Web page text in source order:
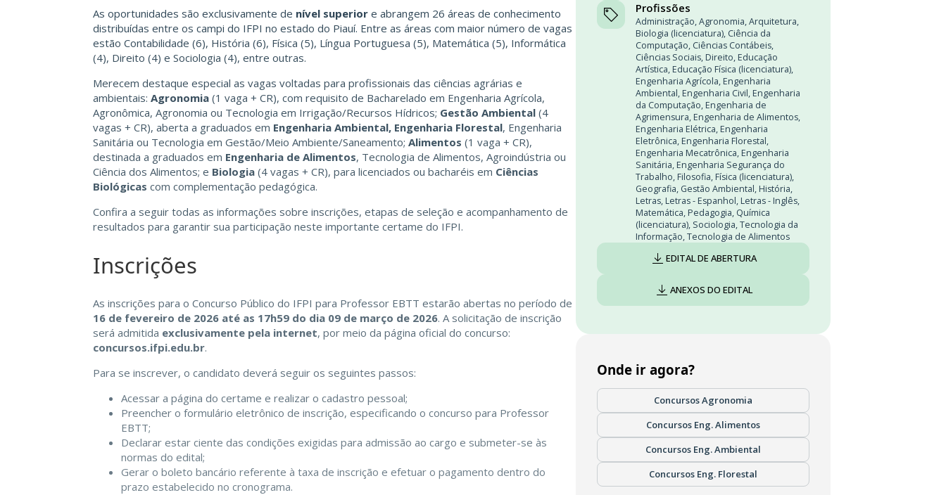
As oportunidades são exclusivamente de nível superior e abrangem 26 áreas de conhecimento
distribuídas entre os campi do IFPI no estado do Piauí. Entre as áreas com maior número de vagas
estão Contabilidade (6), História (6), Física (5), Língua Portuguesa (5), Matemática (5), Informática
(4), Direito (4) e Sociologia (4), entre outras.
Merecem destaque especial as vagas voltadas para profissionais das ciências agrárias e
ambientais: Agronomia (1 vaga + CR), com requisito de Bacharelado em Engenharia Agrícola,
Agronômica, Agronomia ou Tecnologia em Irrigação/Recursos Hídricos; Gestão Ambiental (4
vagas + CR), aberta a graduados em Engenharia Ambiental, Engenharia Florestal, Engenharia
Sanitária ou Tecnologia em Gestão/Meio Ambiente/Saneamento; Alimentos (1 vaga + CR),
destinada a graduados em Engenharia de Alimentos, Tecnologia de Alimentos, Agroindústria ou
Ciência dos Alimentos; e Biologia (4 vagas + CR), para licenciados ou bacharéis em Ciências
Biológicas com complementação pedagógica.
Confira a seguir todas as informações sobre inscrições, etapas de seleção e acompanhamento de
resultados para garantir sua participação neste importante certame do IFPI.
Inscrições
As inscrições para o Concurso Público do IFPI para Professor EBTT estarão abertas no período de
16 de fevereiro de 2026 até as 17h59 do dia 09 de março de 2026. A solicitação de inscrição
será admitida exclusivamente pela internet, por meio da página oficial do concurso:
concursos.ifpi.edu.br.
Para se inscrever, o candidato deverá seguir os seguintes passos:
Acessar a página do certame e realizar o cadastro pessoal;
Preencher o formulário eletrônico de inscrição, especificando o concurso para Professor
EBTT;
Declarar estar ciente das condições exigidas para admissão ao cargo e submeter-se às
normas do edital;
Gerar o boleto bancário referente à taxa de inscrição e efetuar o pagamento dentro do
prazo estabelecido no cronograma.
Profissões
Administração,Agronomia,Arquitetura,
Biologia (licenciatura), Ciência da
Computação, Ciências Contábeis,
Ciências Sociais, Direito, Educação
Artística, Educação Física (licenciatura),
Engenharia Agrícola, Engenharia
Ambiental, Engenharia Civil, Engenharia
da Computação, Engenharia de
Agrimensura, Engenharia de Alimentos,
Engenharia Elétrica, Engenharia
Eletrônica, Engenharia Florestal,
Engenharia Mecatrônica, Engenharia
Sanitária, Engenharia Segurança do
Trabalho, Filosofia, Física (licenciatura),
Geografia, Gestão Ambiental, História,
Letras, Letras - Espanhol, Letras - Inglês,
Matemática, Pedagogia, Química
(licenciatura), Sociologia,Tecnologia da
Informação,Tecnologia de Alimentos
EDITAL DE ABERTURA
ANEXOS DO EDITAL
Onde ir agora?
Concursos Agronomia
Concursos Eng. Alimentos
Concursos Eng. Ambiental
Concursos Eng. Florestal